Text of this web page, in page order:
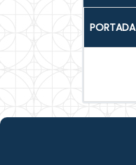
PORTADA